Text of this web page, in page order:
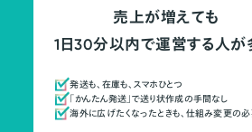
売上が増えても
1日30分以内で運営する人が
発送も、在庫も、スマホひとつ
「かんたん発送」で送り状作成の手間なし
海外に広げたくなったときも、仕組み変更の必